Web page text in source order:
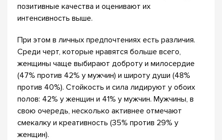
позитивные качества и оценивают их
интенсивность выше.
При этом в личных предпочтениях есть различия.
Среди черт, которые нравятся больше всего,
женщины чаще выбирают доброту и милосердие
(47% против 42% у мужчин) и широту души (48%
против 40%). Стойкость и сила лидируют у обоих
полов: 42% у женщин и 41% у мужчин. Мужчины, в
свою очередь, несколько активнее отмечают
смекалку и креативность (35% против 29% у
женщин).